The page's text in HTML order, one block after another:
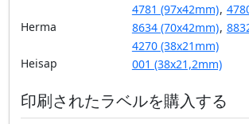
4781 (97x42mm),
Herma
8634 (70x42mm),
4270 (38x21mm)
Heisap
001 (38x21,2mm)
印刷されたラベルを購入する